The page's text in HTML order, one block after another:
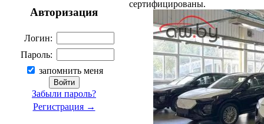
Авторизация
Логин:
Пароль:
запомнить меня
Забыли пароль?
Регистрация →
сертифицированы.